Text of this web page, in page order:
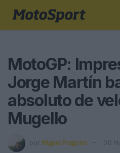
MotoGP:
Jorge Martín
absoluto de
Mugello
por Miguel Fragoso 30